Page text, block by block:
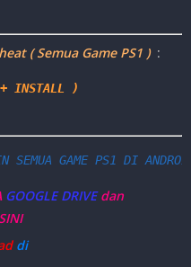
( Semua Game PS1 ) :
INSTALL )
SEMUA GAME PS1 DI
GOOGLE DRIVEdan
di